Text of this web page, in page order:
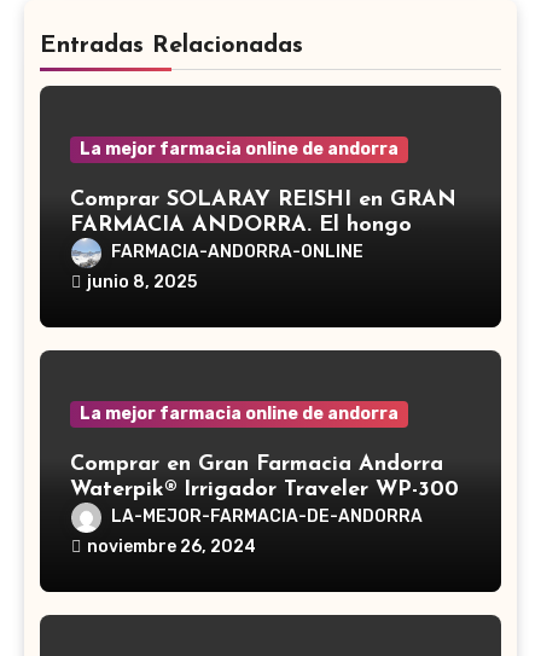
Entradas Relacionadas
La mejor farmacia online de andorra
Comprar SOLARAY REISHI en GRAN
FARMACIA ANDORRA. El hongo
Reishi, cuyo nombre científico es
Ganoderma lucidum, es un hongo
en la medicina tradicional asiática
FARMACIA-ANDORRA-ONLINE
junio 8, 2025
La mejor farmacia online de andorra
Comprar en Gran Farmacia Andorra
Waterpik® Irrigador Traveler WP-300
LA-MEJOR-FARMACIA-DE-ANDORRA
noviembre 26, 2024